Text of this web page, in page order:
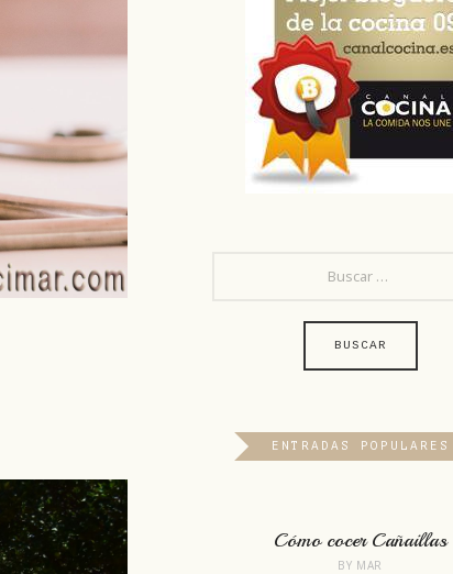
ENTRADAS POPULARES
Cómo cocer Cañaillas
BY MAR